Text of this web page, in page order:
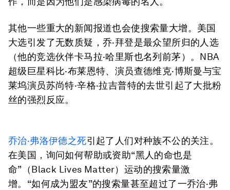
其他一些重大的新闻报道也会使搜索量大增。美国
大选引发了无数质疑，乔·拜登是最众望所归的人选
（他的竞选伙伴卡马拉·哈里斯也名列前茅）。NBA
超级巨星科比·布莱恩特、演员查德维克·博斯曼与宝
莱坞演员苏尚特·辛格·拉吉普特的去世引起了大批粉
丝的强烈反应。
乔治·弗洛伊德之死引起了人们对种族不公的关注。
在美国，询问如何帮助或资助“黑人的命也是
命”（Black Lives Matter）运动的搜索量激
增。“如何成为盟友”的搜索量甚至超过了一乔治·弗